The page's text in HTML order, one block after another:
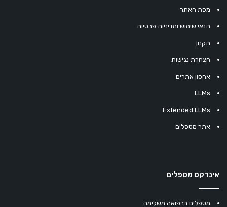
מפת האתר
תנאי שימוש ומדיניות פרטיות
תקנון
הצהרת נגישות
אחסון אתרים
LLMs
Extended LLMs
אתר מטפלים
אינדקס מטפלים
מטפלים ברפואה משלימה